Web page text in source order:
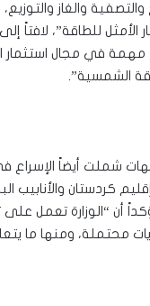
والغاز
الأمثل للطاقة”، لافتاً
مهمة في مجال استثمار
الشمسية”.
شملت أيضاً الإسراع
كردستان والأنابيب
أن “الوزارة تعمل
محتملة، ومنها ما